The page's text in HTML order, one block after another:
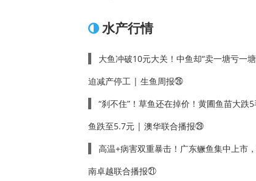
水产行情
大鱼冲破10元大关！中鱼却“卖一塘亏一
迫减产停工 | 生鱼周报㉖
“刹不住”！草鱼还在掉价！黄圃鱼苗大跌
鱼跌至5.7元 | 澳华联合播报㉙
高温+病害双重暴击！广东鳜鱼集中上市
南卓越联合播报㉑